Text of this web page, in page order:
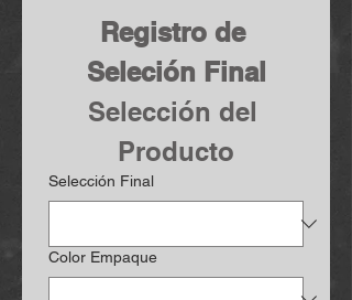
Registro de
Seleción Final
Selección del
Producto
Selección Final
Color Empaque